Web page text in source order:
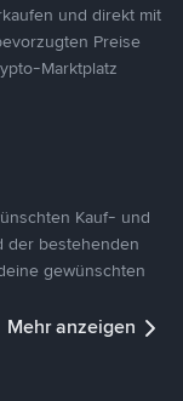
und direkt mit
Preise
Marktplatz
Kauf- und
der bestehenden
gewünschten
Mehr anzeigen